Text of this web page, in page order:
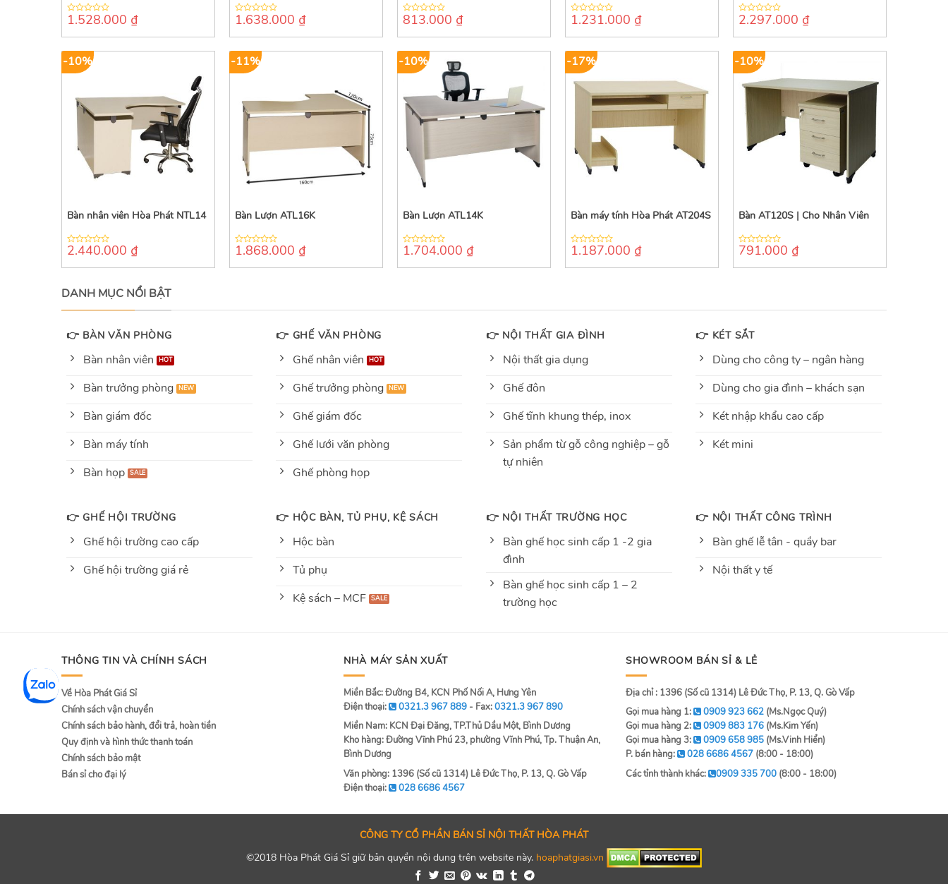
0
of
1.528.000 ₫
0
of
1.638.000 ₫
0
of
813.000 ₫
0
of
1.231.000 ₫
0
of
2.297.000 ₫
-10%
Bàn nhân viên Hòa Phát NTL14
0
of
2.440.000 ₫
-11%
Bàn Lượn ATL16K
0
of
1.868.000 ₫
-10%
Bàn Lượn ATL14K
0
of
1.704.000 ₫
-17%
Bàn máy tính Hòa Phát AT204S
0
of
1.187.000 ₫
-10%
Bàn AT120S | Cho Nhân Viên
0
of
791.000 ₫
DANH MỤC NỔI BẬT
👉 BÀN VĂN PHÒNG
Bàn nhân viên
Bàn trưởng phòng
Bàn giám đốc
Bàn máy tính
Bàn họp
👉 GHẾ VĂN PHÒNG
Ghế nhân viên
Ghế trưởng phòng
Ghế giám đốc
Ghế lưới văn phòng
Ghế phòng họp
👉 NỘI THẤT GIA ĐÌNH
Nội thất gia dụng
Ghế đôn
Ghế tĩnh khung thép, inox
Sản phẩm từ gỗ công nghiệp – gỗ
tự nhiên
👉 KÉT SẮT
Dùng cho công ty – ngân hàng
Dùng cho gia đình – khách sạn
Két nhập khẩu cao cấp
Két mini
👉 GHẾ HỘI TRƯỜNG
Ghế hội trường cao cấp
Ghế hội trường giá rẻ
👉 HỘC BÀN, TỦ PHỤ, KỆ SÁCH
Hộc bàn
Tủ phụ
Kệ sách – MCF
👉 NỘI THẤT TRƯỜNG HỌC
Bàn ghế học sinh cấp 1 -2 gia
đình
Bàn ghế học sinh cấp 1 – 2
trường học
👉 NỘI THẤT CÔNG TRÌNH
Bàn ghế lễ tân - quầy bar
Nội thất y tế
THÔNG TIN VÀ CHÍNH SÁCH
Về Hòa Phát Giá Sỉ
Chính sách vận chuyển
Chính sách bảo hành, đổi trả, hoàn tiền
Quy định và hình thức thanh toán
Chính sách bảo mật
Bán sỉ cho đại lý
NHÀ MÁY SẢN XUẤT
Miền Bắc: Đường B4, KCN Phố Nối A, Hưng Yên
Điện thoại:
0321.3 967 889 - Fax:0321.3 967 890
Miền Nam: KCN Đại Đăng, TP.Thủ Dầu Một, Bình Dương
Kho hàng: Đường Vĩnh Phú 23, phường Vĩnh Phú, Tp. Thuận An,
Bình Dương
Văn phòng: 1396 (Số cũ 1314) Lê Đức Thọ, P. 13, Q. Gò Vấp
Điện thoại:
028 6686 4567
SHOWROOM BÁN SỈ & LẺ
Địa chỉ : 1396 (Số cũ 1314) Lê Đức Thọ, P. 13, Q. Gò Vấp
Gọi mua hàng 1:
0909 923 662 (Ms.Ngọc Quý)
Gọi mua hàng 2:
0909 883 176 (Ms.Kim Yến)
Gọi mua hàng 3:
0909 658 985 (Ms.Vinh Hiển)
P. bán hàng:
028 6686 4567 (8:00 - 18:00)
Các tỉnh thành khác:
0909 335 700 (8:00 - 18:00)
CÔNG TY CỔ PHẦN BÁN SỈ NỘI THẤT HÒA PHÁT
©2018 Hòa Phát Giá Sỉ giữ bản quyền nội dung trên website này. hoaphatgiasi.vn